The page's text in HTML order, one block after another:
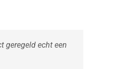
geregeld echt een